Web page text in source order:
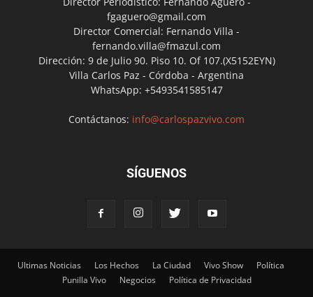
fgaguero@gmail.com
Director Comercial: Fernando Villa -
fernando.villa@fmazul.com
Dirección: 9 de Julio 90. Piso 10. Of 107.(X5152EYN)
Villa Carlos Paz - Córdoba - Argentina
WhatsApp: +5493541585147
Contáctanos: info@carlospazvivo.com
SÍGUENOS
Ultimas Noticias Los Hechos La Ciudad Vivo Show
Política
Punilla Vivo
Negocios Política de Privacidad